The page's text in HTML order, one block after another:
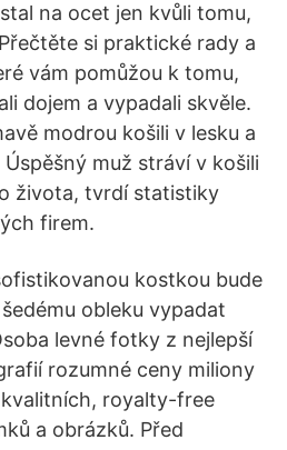
na ocet jen kvůli tomu,
si praktické rady a
vám pomůžou k tomu,
dojem a vypadali skvěle.
modrou košili v lesku a
muž stráví v košili
života, tvrdí statistiky
firem.
kostkou bude
obleku vypadat
levné fotky z nejlepší
rozumné ceny miliony
royalty-free
a obrázků. Před